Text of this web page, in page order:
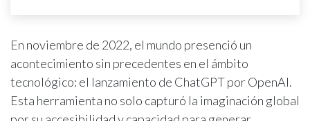
En noviembre de 2022, el mundo presenció un
acontecimiento sin precedentes en el ámbito
tecnológico: el lanzamiento de ChatGPT por OpenAI.
Esta herramienta no solo capturó la imaginación global